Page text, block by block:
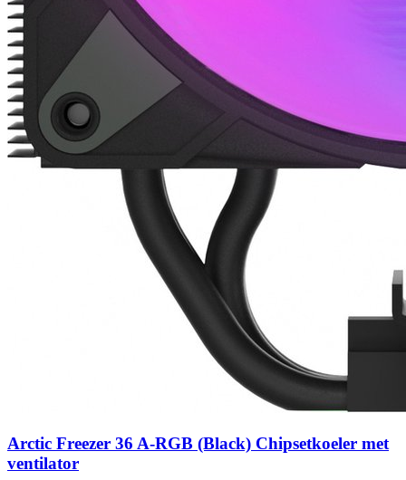
Arctic Freezer 36 A-RGB (Black) Chipsetkoeler met
ventilator